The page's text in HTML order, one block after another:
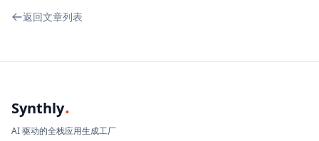
返回文章列表
Synthly.
AI 驱动的全栈应用生成工厂